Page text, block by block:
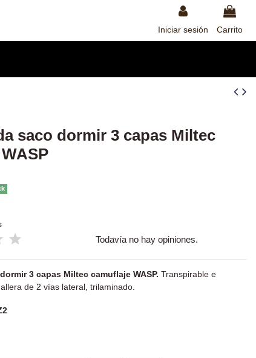
Iniciar sesión Carrito
saco dormir 3 capas Miltec
Todavía no hay opiniones.
3 capas Miltec camuflaje WASP. Transpirable e
de 2 vías lateral, trilaminado.